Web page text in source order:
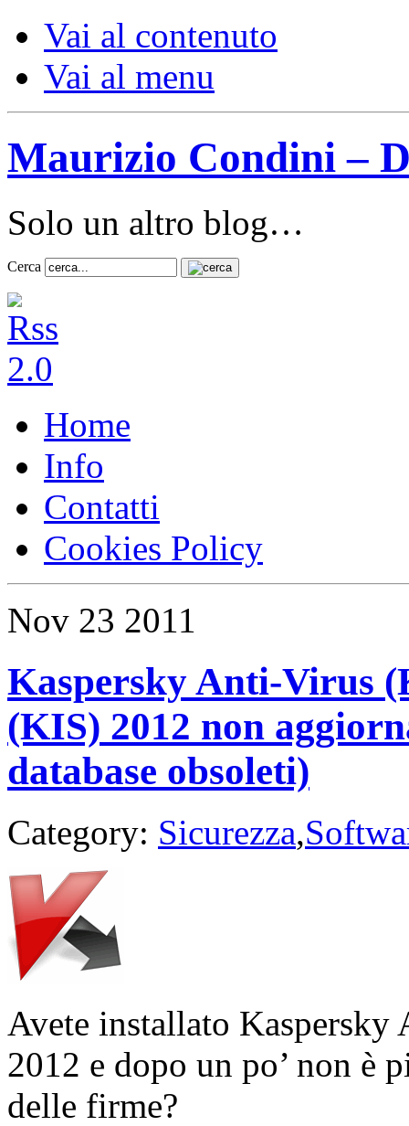
Vai al contenuto
Vai al menu
Maurizio Condini –
Solo un altro blog…
Cerca
Home
Info
Contatti
Cookies Policy
Nov 23 2011
Kaspersky Anti-Virus
(KIS) 2012 non
database obsoleti)
Category: Sicurezza,
Avete installato
2012 e dopo un po’ non è
delle firme?